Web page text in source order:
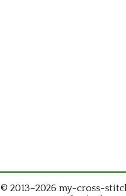
© 2013–2026 my-cross-